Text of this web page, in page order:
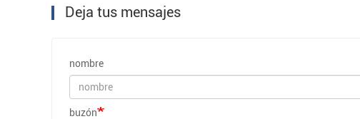
Deja tus mensajes
nombre
buzón